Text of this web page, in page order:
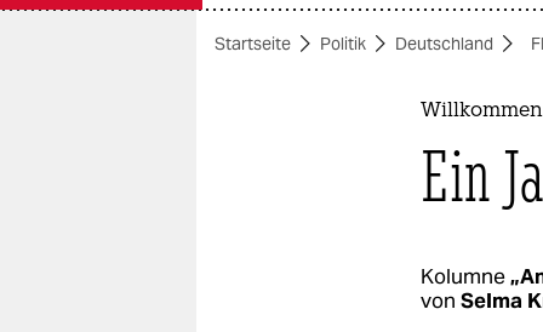
themen
Startseite Politik Deutschland
Ein
Kolumne
von Selma